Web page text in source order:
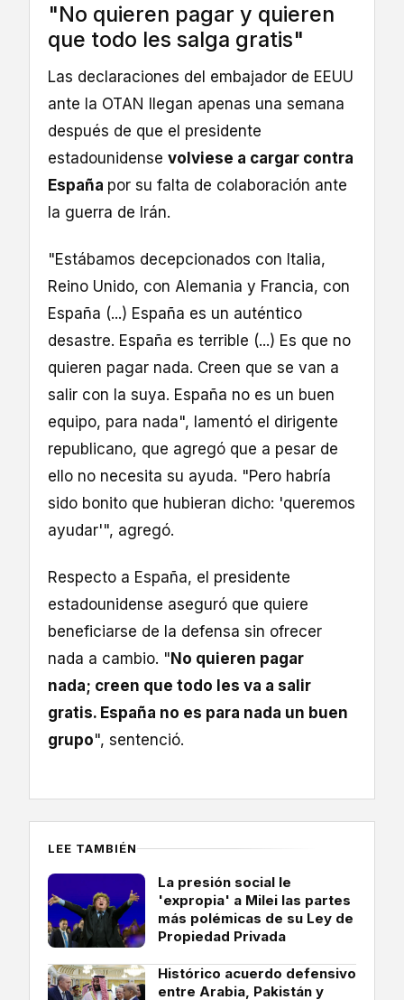
"No quieren pagar y quieren
que todo les salga gratis"
Las declaraciones del embajador de EEUU
ante la OTAN llegan apenas una semana
después de que el presidente
estadounidense volviese a cargar contra
España por su falta de colaboración ante
la guerra de Irán.
"Estábamos decepcionados con Italia,
Reino Unido, con Alemania y Francia, con
España (...) España es un auténtico
desastre. España es terrible (...) Es que no
quieren pagar nada. Creen que se van a
salir con la suya. España no es un buen
equipo, para nada", lamentó el dirigente
republicano, que agregó que a pesar de
ello no necesita su ayuda. "Pero habría
sido bonito que hubieran dicho: 'queremos
ayudar'", agregó.
Respecto a España, el presidente
estadounidense aseguró que quiere
beneficiarse de la defensa sin ofrecer
nada a cambio. " No quieren pagar
nada; creen que todo les va a salir
gratis. España no es para nada un buen
grupo", sentenció.
LEE TAMBIÉN
La presión social le
'expropia' a Milei las partes
más polémicas de su Ley de
Propiedad Privada
Histórico acuerdo defensivo
entre Arabia, Pakistán y